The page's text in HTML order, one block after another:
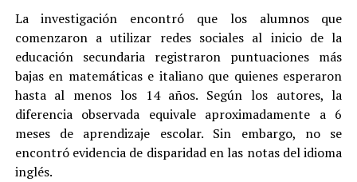
La investigación encontró que los alumnos que
comenzaron a utilizar redes sociales al inicio de la
educación secundaria registraron puntuaciones más
bajas en matemáticas e italiano que quienes esperaron
hasta al menos los 14 años. Según los autores, la
diferencia observada equivale aproximadamente a 6
meses de aprendizaje escolar. Sin embargo, no se
encontró evidencia de disparidad en las notas del idioma
inglés.